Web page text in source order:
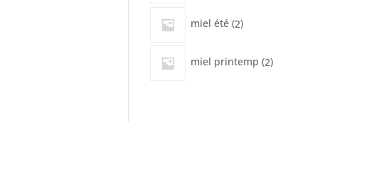
miel été 2
produits
miel printemp 2
produits